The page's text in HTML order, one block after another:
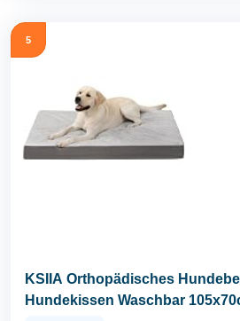
5
KSIIA Orthopädisches
Hundekissen Waschbar